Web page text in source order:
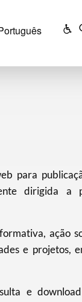
para
dirigida a
ação
e projetos,
e